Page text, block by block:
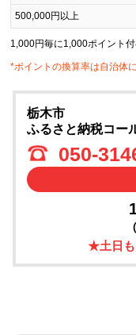
500,000円以上
1,000円毎に1,000ポイント
*ポイントの換算率は自治体
栃木市
ふるさと納税コー
050-
★土日も